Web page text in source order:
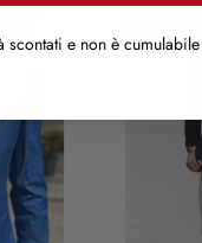
SOLD OUT
e non è